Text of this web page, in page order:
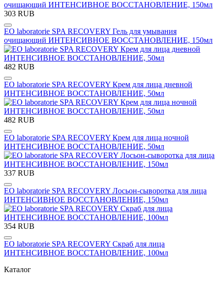
303 RUB
EO laboratorie SPA RECOVERY Гель для умывания
очищающий ИНТЕНСИВНОЕ ВОССТАНОВЛЕНИЕ, 150мл
482 RUB
EO laboratorie SPA RECOVERY Крем для лица дневной
ИНТЕНСИВНОЕ ВОССТАНОВЛЕНИЕ, 50мл
482 RUB
EO laboratorie SPA RECOVERY Крем для лица ночной
ИНТЕНСИВНОЕ ВОССТАНОВЛЕНИЕ, 50мл
337 RUB
EO laboratorie SPA RECOVERY Лосьон-сыворотка для лица
ИНТЕНСИВНОЕ ВОССТАНОВЛЕНИЕ, 150мл
354 RUB
EO laboratorie SPA RECOVERY Скраб для лица
ИНТЕНСИВНОЕ ВОССТАНОВЛЕНИЕ, 100мл
Каталог